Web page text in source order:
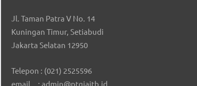
Jl. Taman Patra V No. 14
Kuningan Timur, Setiabudi
Jakarta Selatan 12950
Telepon : (021) 2525596
email : admin@ptgiaitb.id